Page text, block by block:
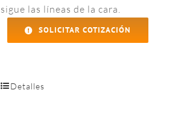
sigue las líneas de la cara.
SOLICITAR COTIZACIÓN
Detalles